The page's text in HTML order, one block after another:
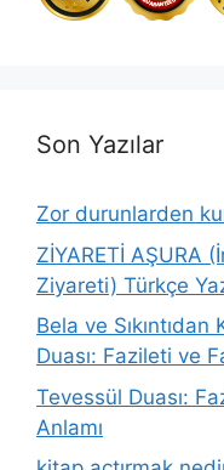
Son Yazılar
Zor durunlarden
ZİYARETİ AŞURA
Ziyareti) Türkçe
Bela ve
Duası: Fazileti ve
Tevessül Duası:
Anlamı